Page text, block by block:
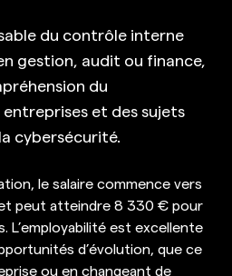
du contrôle interne
gestion, audit ou finance,
du
et des sujets
cybersécurité.
le salaire commence vers
peut atteindre 8 330 € pour
L’employabilité est excellente
d’évolution, que ce
ou en changeant de